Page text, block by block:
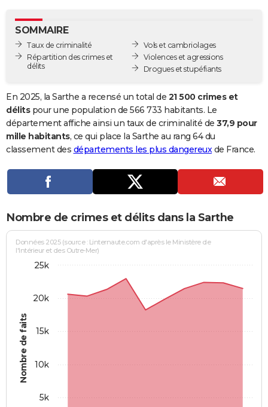
GUIDES D'ACHAT
BONS PLANS
Carte de Noël
Carte Bonne année
Carte Saint-Valentin
Carte Pâques
Carte d'anniversaire
DICTIONNAIRE
Dictionnaire
Biographies
Citations
Expressions
Proverbes
PROGRAMME TV
Se connecter
Entreprises
Service militaire
Avis de recherche
AVIS DE DÉCÈS
Bricolage
Lifestyle
Culture
Sport
Auto
Television
Voyage
Cinema
SOMMAIRE
Taux de criminalité
Répartition des crimes et
délits
Vols et cambriolages
Violences et agressions
Drogues et stupéfiants
En 2025, la Sarthe a recensé un total de 21 500 crimes et
délitspour une population de 566 733 habitants. Le
département affiche ainsi un taux de criminalité de 37,9 pour
mille habitants, ce qui place la Sarthe au rang 64 du
classement des départements les plus dangereuxde France.
Nombre de crimes et délits dans la Sarthe
Nombre de faits
Données 2025 (source : Linternaute.com d'après le Ministère de
l'Intérieur et des Outre-Mer)
5k
10k
15k
20k
25k